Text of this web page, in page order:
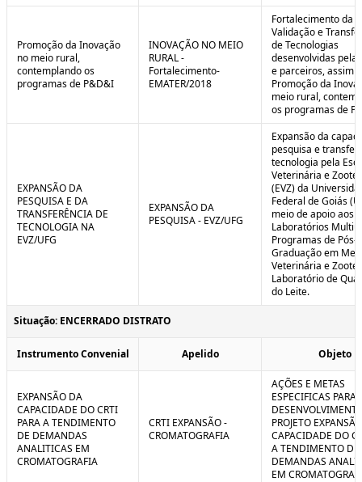
Promoção da Inovação
no meio rural,
contemplando os
programas de P&D&I
INOVAÇÃO NO MEIO
RURAL -
Fortalecimento-
EMATER/2018
Fortalecimento da
Validação e
de Tecnologias
desenvolvidas pela
e parceiros, assim
Promoção da
meio rural,
os programas de
EXPANSÃO DA
PESQUISA E DA
TRANSFERÊNCIA DE
TECNOLOGIA NA
EVZ/UFG
EXPANSÃO DA
PESQUISA - EVZ/UFG
Expansão da
pesquisa e
tecnologia pela
Veterinária e
(EVZ) da
Federal de Goiás
meio de apoio aos
Laboratórios
Programas de Pós-
Graduação em
Veterinária e
Laboratório de
do Leite.
Situação: ENCERRADO DISTRATO
Instrumento Convenial Apelido Objeto
EXPANSÃO DA
CAPACIDADE DO CRTI
PARA A TENDIMENTO
DE DEMANDAS
ANALITICAS EM
CROMATOGRAFIA
CRTI EXPANSÃO -
CROMATOGRAFIA
AÇÕES E METAS
ESPECIFICAS PARA
PROJETO
CAPACIDADE DO
A TENDIMENTO DE
DEMANDAS
EM